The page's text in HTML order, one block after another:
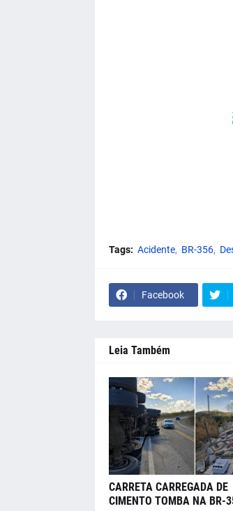
Tags: Acidente BR-356
Facebook
Leia Também
CARRETA CARREGADA DE
CIMENTO TOMBA NA BR-